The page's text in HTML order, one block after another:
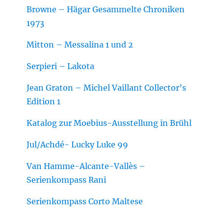
Browne – Hägar Gesammelte Chroniken
1973
Mitton – Messalina 1 und 2
Serpieri – Lakota
Jean Graton – Michel Vaillant Collector’s
Edition 1
Katalog zur Moebius-Ausstellung in Brühl
Jul/Achdé- Lucky Luke 99
Van Hamme-Alcante-Vallès –
Serienkompass Rani
Serienkompass Corto Maltese